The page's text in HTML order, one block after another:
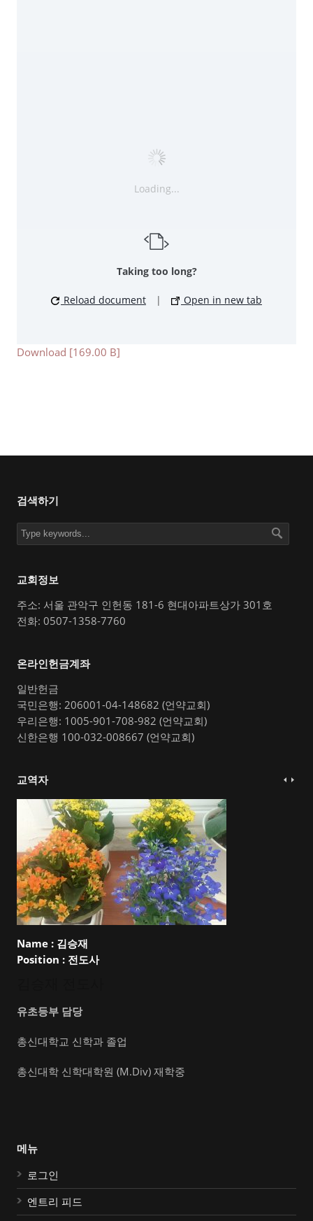
Loading...
Taking too long?
Reload document | Open in new tab
Download [169.00 B]
검색하기
교회정보
주소: 서울 관악구 인헌동 181-6 현대아파트상가 301호
전화: 0507-1358-7760
온라인헌금계좌
일반헌금
국민은행: 206001-04-148682 (언약교회)
우리은행: 1005-901-708-982 (언약교회)
신한은행 100-032-008667 (언약교회)
교역자
Name : 김승재
Position : 전도사
유초등부 담당
총신대학교 신학과 졸업
총신대학 신학대학원 (M.Div) 재학중
메뉴
로그인
엔트리 피드